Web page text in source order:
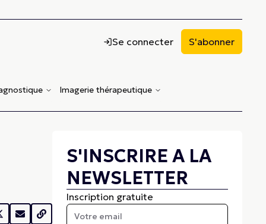
Se connecter S'abonner
Imagerie thérapeutique
S'INSCRIRE A LA
NEWSLETTER
Inscription gratuite